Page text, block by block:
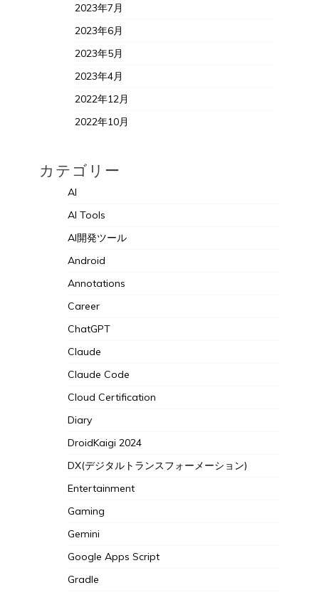
2023年7月
2023年6月
2023年5月
2023年4月
2022年12月
2022年10月
カテゴリー
AI
AI Tools
AI開発ツール
Android
Annotations
Career
ChatGPT
Claude
Claude Code
Cloud Certification
Diary
DroidKaigi 2024
DX(デジタルトランスフォーメーション)
Entertainment
Gaming
Gemini
Google Apps Script
Gradle